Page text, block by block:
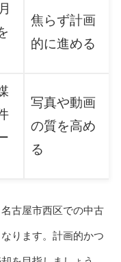
焦らず計画
的に進める
写真や動画
の質を高め
る
古屋市西区での中古
ります。計画的かつ